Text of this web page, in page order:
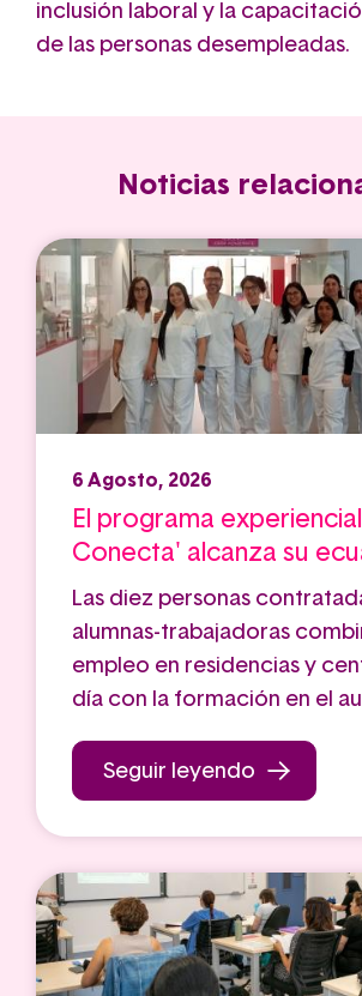
inclusión laboral y la
de las personas desempleadas.
Noticias
6 Agosto, 2026
El programa
Conecta' alcanza su
Las diez personas
alumnas-trabajadoras
empleo en residencias y
día con la formación en el
Seguir leyendo